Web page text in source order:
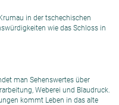
in der tschechischen
wie das Schloss in
man Sehenswertes über
Weberei und Blaudruck.
kommt Leben in das alte